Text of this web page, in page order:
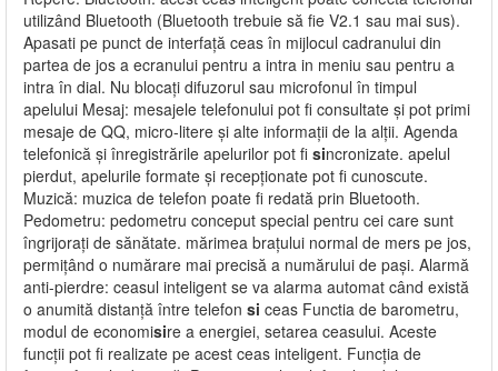
utilizând Bluetooth (Bluetooth trebuie să fie V2.1 sau mai sus).
Apasati pe punct de interfață ceas în mijlocul cadranului din
partea de jos a ecranului pentru a intra in meniu sau pentru a
intra în dial. Nu blocați difuzorul sau microfonul în timpul
apelului Mesaj: mesajele telefonului pot fi consultate și pot primi
mesaje de QQ, micro-litere și alte informații de la alții. Agenda
telefonică și înregistrările apelurilor pot fi sincronizate. apelul
pierdut, apelurile formate și recepționate pot fi cunoscute.
Muzică: muzica de telefon poate fi redată prin Bluetooth.
Pedometru: pedometru conceput special pentru cei care sunt
îngrijorați de sănătate. mărimea brațului normal de mers pe jos,
permițând o numărare mai precisă a numărului de pași. Alarmă
anti-pierdre: ceasul inteligent se va alarma automat când există
o anumită distanță între telefon si ceas Functia de barometru,
modul de economisire a energiei, setarea ceasului. Aceste
funcții pot fi realizate pe acest ceas inteligent. Funcția de